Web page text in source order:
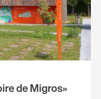
de Migros»